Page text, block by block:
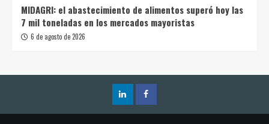
MIDAGRI: el abastecimiento de alimentos superó hoy las
7 mil toneladas en los mercados mayoristas
6 de agosto de 2026